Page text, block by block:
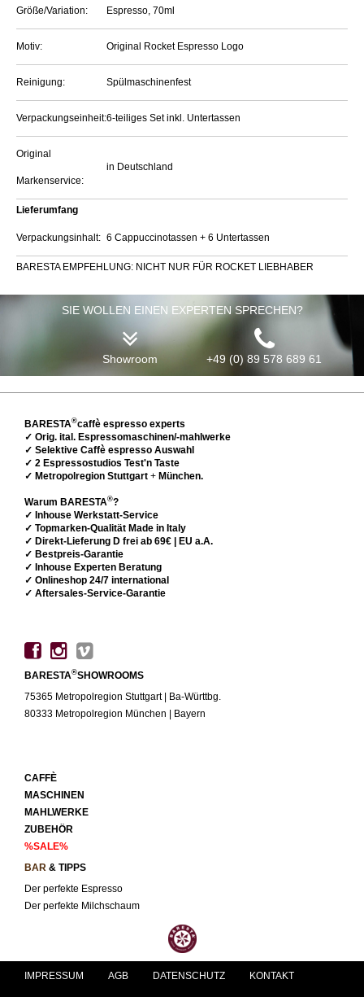
BARESTA EMPFEHLUNG: NICHT NUR FÜR ROCKET LIEBHABER
Größe/Variation: Espresso, 70ml
Motiv: Original Rocket Espresso Logo
Reinigung: Spülmaschinenfest
Verpackungseinheit:6-teiliges Set inkl. Untertassen
Original
Markenservice:
in Deutschland
Lieferumfang
Verpackungsinhalt: 6 Cappuccinotassen + 6 Untertassen
SIE WOLLEN EINEN EXPERTEN SPRECHEN?
Showroom +49 (0) 89 578 689 61
BARESTA®caffè espresso experts
✓ Orig. ital. Espressomaschinen/-mahlwerke
✓ Selektive Caffè espresso Auswahl
✓ 2 Espressostudios Test'n Taste
✓ Metropolregion Stuttgart + München.
Warum BARESTA®?
✓ Inhouse Werkstatt-Service
✓ Topmarken-Qualität Made in Italy
✓ Direkt-Lieferung D frei ab 69€ | EU a.A.
✓ Bestpreis-Garantie
✓ Inhouse Experten Beratung
✓ Onlineshop 24/7 international
✓ Aftersales-Service-Garantie
BARESTA®SHOWROOMS
75365 Metropolregion Stuttgart | Ba-Württbg.
80333 Metropolregion München | Bayern
CAFFÈ
MASCHINEN
MAHLWERKE
ZUBEHÖR
%SALE%
BAR & TIPPS
Der perfekte Espresso
Der perfekte Milchschaum
IMPRESSUM AGB DATENSCHUTZ KONTAKT